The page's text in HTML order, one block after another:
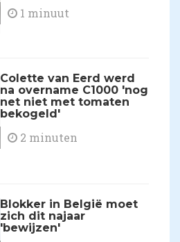
1 minuut
Colette van Eerd werd
na overname C1000 'nog
net niet met tomaten
bekogeld'
2 minuten
Blokker in België moet
zich dit najaar
'bewijzen'